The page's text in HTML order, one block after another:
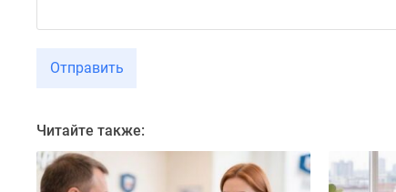
Новостройки
коттеджи
Коттеджные
поселки
Отправить
Читайте также: